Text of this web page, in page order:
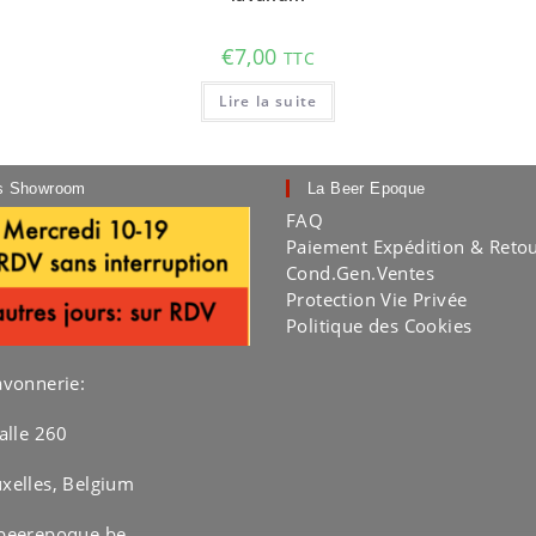
€7,00 TTC
Lire la suite
Showroom
260
Belgium
La Beer Epoque
FAQ
Paiement Expédition &
Cond.Gen.Ventes
Protection Vie Privée
Politique des Cookies